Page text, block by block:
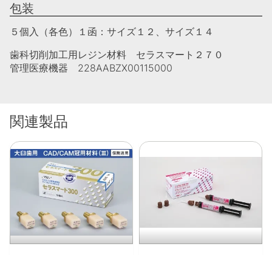
包装
５個入（各色）１函：サイズ１２、サイズ１４
歯科切削加工用レジン材料 セラスマート２７０
管理医療機器 228AABZX00115000
関連製品